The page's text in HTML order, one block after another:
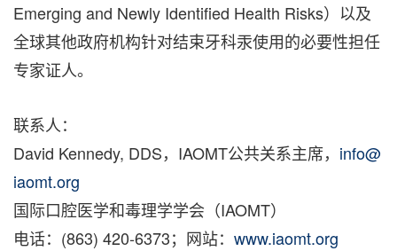
Emerging and Newly Identified Health Risks）以及
全球其他政府机构针对结束牙科汞使用的必要性担任
专家证人。
联系人：
David Kennedy, DDS，IAOMT公共关系主席， info@
iaomt.org
国际口腔医学和毒理学学会（IAOMT）
电话：(863) 420-6373；网站： www.iaomt.org